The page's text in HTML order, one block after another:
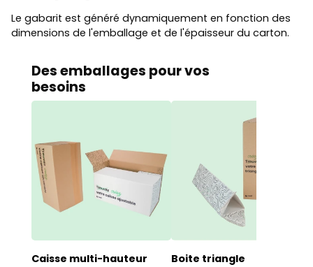
Le gabarit est généré dynamiquement en fonction des
dimensions de l'emballage et de l'épaisseur du carton.
Des emballages pour vos
besoins
Caisse multi-hauteur Boite triangle